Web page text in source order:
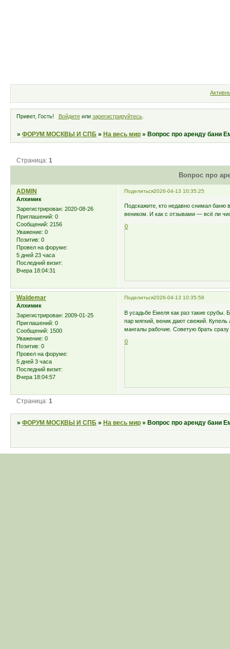
Привет, Гость! Войдитеили зарегистрируйтесь.
»ФОРУМ МОСКВЫ И СПБ »На весь мир »Вопрос про аренду бани
Вопрос про
Страница:1
Поделиться2026-04-13 10:35:25
ADMIN
Алхимик
Зарегистрирован: 2020-08-26
Приглашений: 0
Сообщений: 2156
Уважение: 0
Позитив: 0
Провел на форуме:
5 дней 23 часа
Последний визит:
Вчера 18:04:31
Подскажите, кто недавно снимал баню
веником. И как с отзывами — всё ли
0
Поделиться2026-04-13 10:35:58
Waldemar
Алхимик
Зарегистрирован: 2009-01-25
Приглашений: 0
Сообщений: 1500
Уважение: 0
Позитив: 0
Провел на форуме:
5 дней 3 часа
Последний визит:
Вчера 18:04:57
В усадьбе Емеля как раз такие срубы.
пар мягкий, веник дают свежий.
мангалы рабочие. Советую брать
0
Страница:1
»ФОРУМ МОСКВЫ И СПБ » На весь мир » Вопрос про аренду бани